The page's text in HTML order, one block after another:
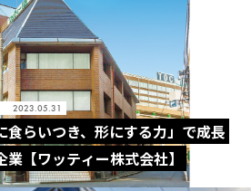
2023.05.31
食らいつき、形にする力」で成長
【ワッティー株式会社】